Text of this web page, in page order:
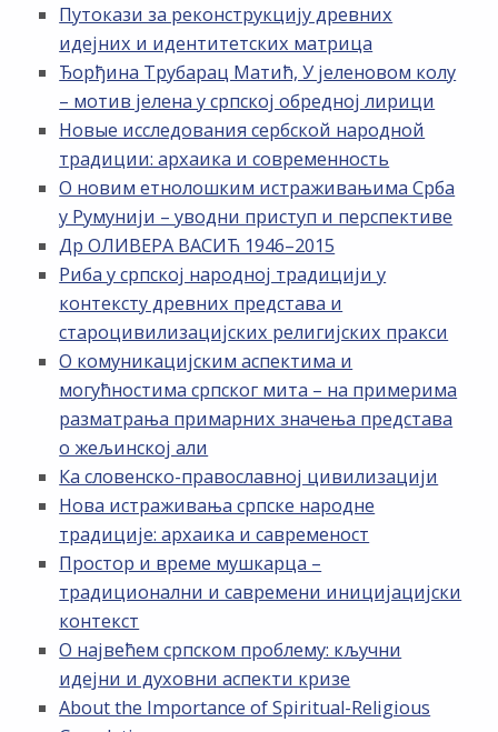
Путокази за реконструкцију древних
идејних и идентитетских матрица
Ђорђина Трубарац Матић, У јеленовом колу
– мотив јелена у српској обредној лирици
Новые исследования сербской народной
традиции: архаика и современность
О новим етнолошким истраживањима Срба
у Румунији – уводни приступ и перспективе
Др ОЛИВЕРА ВАСИЋ 1946–2015
Риба у српској народној традицији у
контексту древних представа и
староцивилизацијских религијских пракси
О комуникацијским аспектима и
могућностима српског мита – на примерима
разматрања примарних значења представа
о жељинској али
Ка словенско-православној цивилизацији
Нова истраживања српске народне
традиције: архаика и савременост
Простор и време мушкарца –
традиционални и савремени иницијацијски
контекст
О највећем српском проблему: кључни
идејни и духовни аспекти кризе
About the Importance of Spiritual-Religious